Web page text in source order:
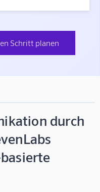
Schritt planen
durch